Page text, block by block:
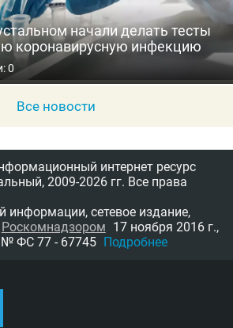
начали делать тесты
коронавирусную инфекцию
0
Все новости
интернет ресурс
2009-2026 гг. Все права
информации, сетевое издание,
Роскомнадзором 17 ноября 2016 г.,
ФС 77 - 67745 Подробнее